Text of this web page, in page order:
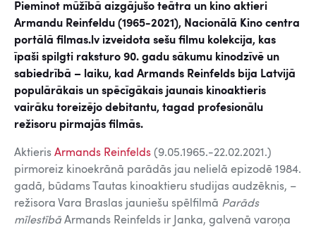
Pieminot mūžībā aizgājušo teātra un kino aktieri
Armandu Reinfeldu (1965-2021), Nacionālā Kino centra
portālā filmas.lv izveidota sešu filmu kolekcija, kas
īpaši spilgti raksturo 90. gadu sākumu kinodzīvē un
sabiedrībā – laiku, kad Armands Reinfelds bija Latvijā
populārākais un spēcīgākais jaunais kinoaktieris
vairāku toreizējo debitantu, tagad profesionālu
režisoru pirmajās filmās.
Aktieris Armands Reinfelds (9.05.1965.-22.02.2021.)
pirmoreiz kinoekrānā parādās jau nelielā epizodē 1984.
gadā, būdams Tautas kinoaktieru studijas audzēknis, –
režisora Vara Braslas jauniešu spēlfilmā Parāds
mīlestībā Armands Reinfelds ir Janka, galvenā varoņa